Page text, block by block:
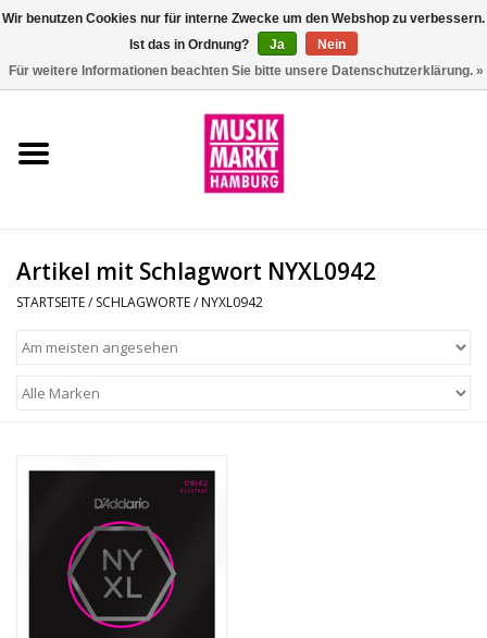
Aktion
Percussion
DJ
Recording
Lichttechnik
Artikel mit Schlagwort NYXL0942
STARTSEITE/ SCHLAGWORTE/ NYXL0942
Wir benutzen Cookies nur für interne Zwecke um den Webshop zu verbessern.
Ist das in Ordnung?
Ja
Nein
Für weitere Informationen beachten Sie bitte unsere Datenschutzerklärung. »